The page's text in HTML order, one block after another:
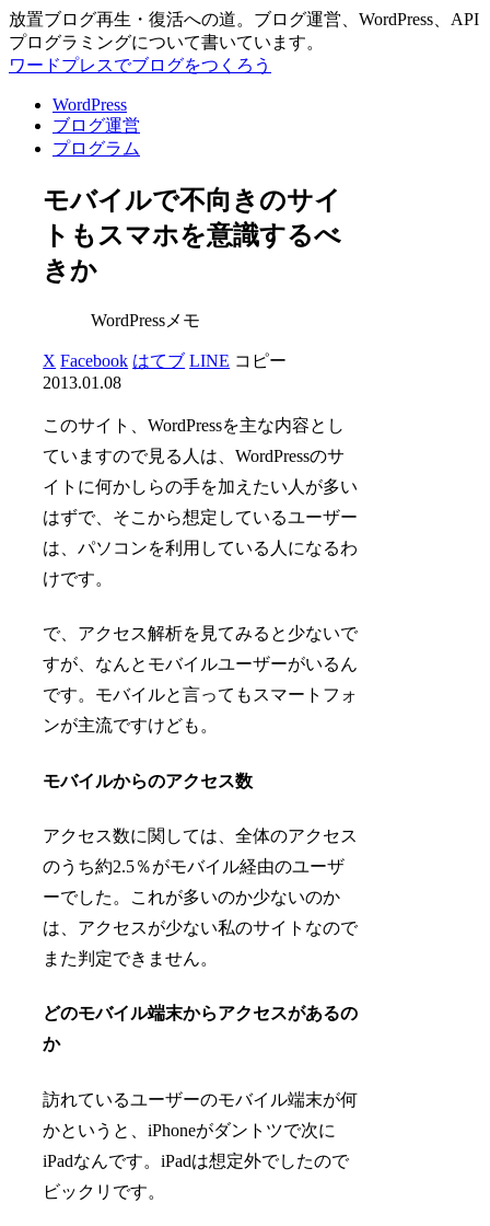
放置ブログ再生・復活への道。ブログ運営、WordPress、API
プログラミングについて書いています。
ワードプレスでブログをつくろう
WordPress
ブログ運営
プログラム
モバイルで不向きのサイ
トもスマホを意識するべ
きか
WordPressメモ
X Facebook はてブ LINE コピー
2013.01.08
このサイト、WordPressを主な内容とし
ていますので見る人は、WordPressのサ
イトに何かしらの手を加えたい人が多い
はずで、そこから想定しているユーザー
は、パソコンを利用している人になるわ
けです。
で、アクセス解析を見てみると少ないで
すが、なんとモバイルユーザーがいるん
です。モバイルと言ってもスマートフォ
ンが主流ですけども。
モバイルからのアクセス数
アクセス数に関しては、全体のアクセス
のうち約2.5％がモバイル経由のユーザ
ーでした。これが多いのか少ないのか
は、アクセスが少ない私のサイトなので
また判定できません。
どのモバイル端末からアクセスがあるの
か
訪れているユーザーのモバイル端末が何
かというと、iPhoneがダントツで次に
iPadなんです。iPadは想定外でしたので
ビックリです。